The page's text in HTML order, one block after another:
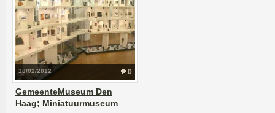
0
18/02/2012
GemeenteMuseum Den
Haag; Miniatuurmuseum